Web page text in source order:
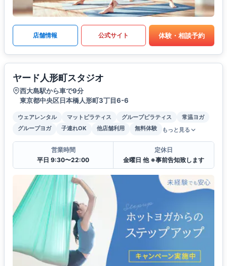
店舗情報 公式サイト 体験・相談予約
ヤード人形町スタジオ
西大島駅から車で9分
東京都中央区日本橋人形町3丁目6-6
ウェアレンタル マットピラティス グループピラティス
常温ヨガ
グループヨガ
子連れOK 他店舗利用 無料体験 もっと見る
営業時間
平日 9:30〜22:00
定休日
金曜日 他 ※事前告知致します